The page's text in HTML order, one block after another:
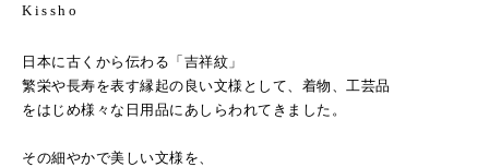
Kissho
日本に古くから伝わる「吉祥紋」
繁栄や長寿を表す縁起の良い文様として、着物、工芸品
をはじめ様々な日用品にあしらわれてきました。
その細やかで美しい文様を、